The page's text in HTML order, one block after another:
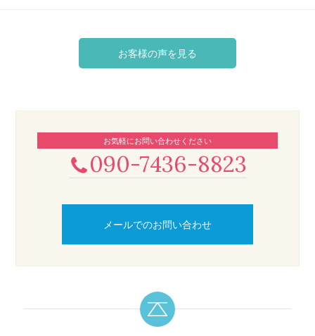
お客様の声を見る
お気軽にお問い合わせください
090-7436-8823
メールでのお問い合わせ